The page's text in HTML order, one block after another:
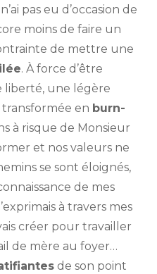
pas eu d’occasion de
moins de faire un
de mettre une
. À force d’être
liberté, une légère
en burn-
à risque de Monsieur
et nos valeurs ne
se sont éloignés,
de mes
à travers mes
créer pour travailler
de mère au foyer…
de son point